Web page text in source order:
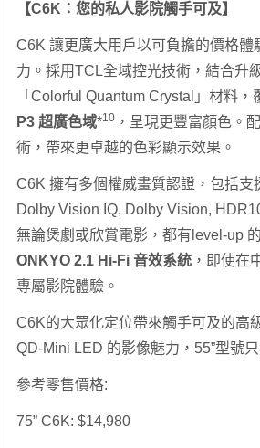
【C6K：您的私人影院觸手可及】
C6K 讓更廣大用戶以可負擔的價格體
力。採用TCL全域控光技術，結合升
「Colorful Quantum Crystal」材料，
P3 超廣色域*10 ，呈現更豐富顏色。
術，帶來更卓越的色彩顯示效果。
C6K 擁有多個權威畫質認證，包括支
Dolby Vision IQ, Dolby Vision,
無論煲劇或欣賞電影，都有level-up
ONKYO 2.1 Hi-Fi 音效系統 ，即使在
專屬影院體驗。
C6K的大眾化定位帶來觸手可及的高
QD-Mini LED 的影像魅力，55”型號
參考零售價格:
75” C6K: $14,980